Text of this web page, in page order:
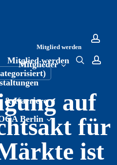
Mitglied werden
Mitglieder
& Karriere
Berlin
Mitglied werden search
auf
für
ist